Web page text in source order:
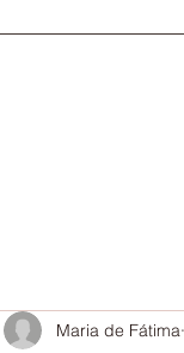
Maria de Fátima